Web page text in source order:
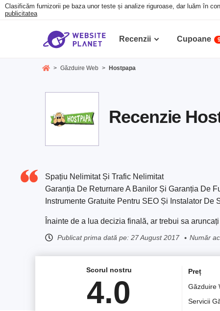
Clasificăm furnizorii pe baza unor teste și analize riguroase, dar luăm în
publicitatea
Recenzii Cupoane
> Găzduire Web > Hostpapa
Recenzie
Spațiu Nelimitat Și Trafic Nelimitat
Garanția De Returnare A Banilor Și Garanția De
Instrumente Gratuite Pentru SEO Și Instalator De
Înainte de a lua decizia finală, ar trebui sa
Publicat prima dată pe: 27 August 2017 Număr
Scorul nostru
4.0
Preț
Găzduire
Servicii